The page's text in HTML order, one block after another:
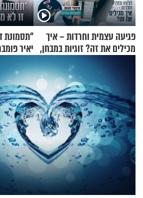
פגיעה עצמית וחרדות – איך
מכילים את זה? זוגיות במבחן,
הפעם עם יהודית ואלתר כהן
"תסמונת
יאיר
מעורר